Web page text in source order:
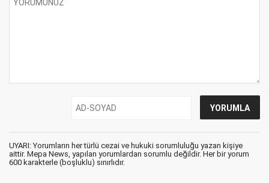
UYARI: Yorumların her türlü cezai ve hukuki sorumluluğu yazan kişiye
aittir. Mepa News, yapılan yorumlardan sorumlu değildir. Her bir yorum
600 karakterle (boşluklu) sınırlıdır.